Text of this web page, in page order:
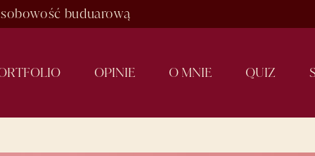
buduarową
RTFOLIO OPINIE O MNIE QUIZ